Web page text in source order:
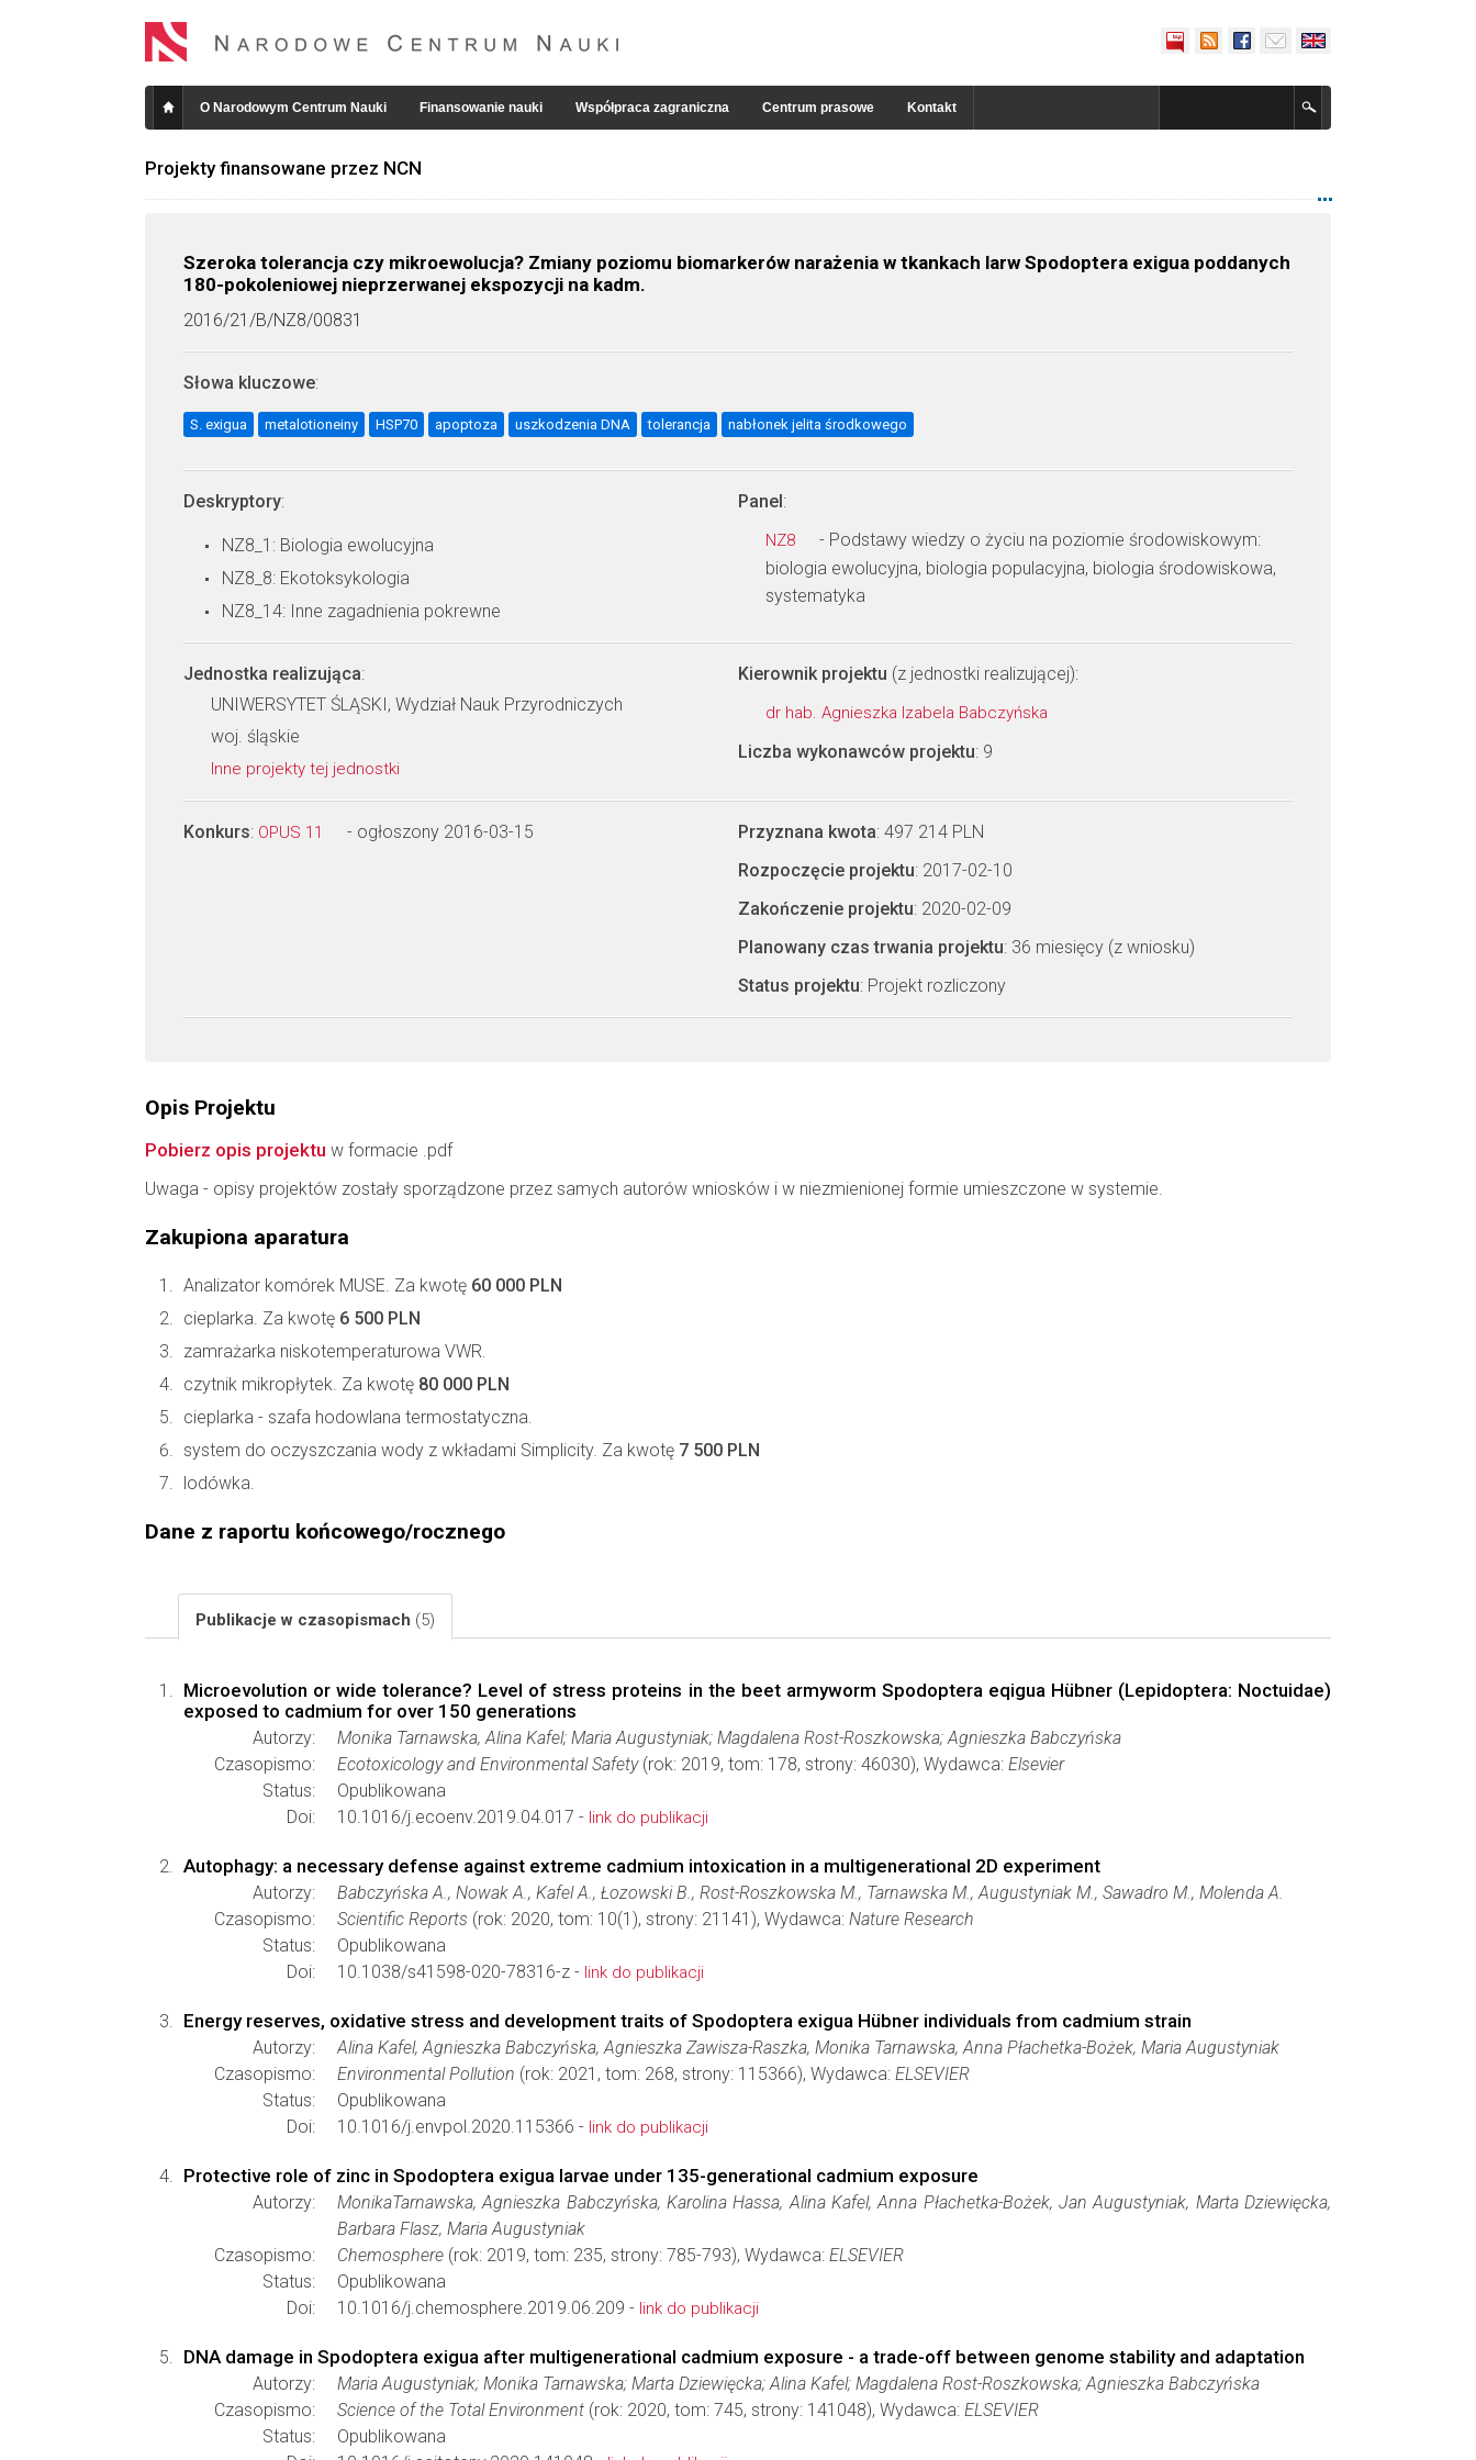
O Narodowym Centrum Nauki Finansowanie nauki Współpraca zagraniczna Centrum prasowe Kontakt
Projekty finansowane przez NCN
Szeroka tolerancja czy mikroewolucja? Zmiany poziomu biomarkerów narażenia w tkankach larw Spodoptera exigua poddanych
180-pokoleniowej nieprzerwanej ekspozycji na kadm.
2016/21/B/NZ8/00831
Słowa kluczowe:
S. exigua metalotioneiny HSP70 apoptoza uszkodzenia DNA tolerancja nabłonek jelita środkowego
Deskryptory:
NZ8_1: Biologia ewolucyjna
NZ8_8: Ekotoksykologia
NZ8_14: Inne zagadnienia pokrewne
Panel:
NZ8
- Podstawy wiedzy o życiu na poziomie środowiskowym:
biologia ewolucyjna, biologia populacyjna, biologia środowiskowa,
systematyka
Jednostka realizująca:
UNIWERSYTET ŚLĄSKI, Wydział Nauk Przyrodniczych
woj. śląskie
Inne projekty tej jednostki
Kierownik projektu (z jednostki realizującej):
dr hab. Agnieszka Izabela Babczyńska
Liczba wykonawców projektu: 9
Konkurs: OPUS 11 - ogłoszony 2016-03-15 Przyznana kwota: 497 214 PLN
Rozpoczęcie projektu: 2017-02-10
Zakończenie projektu: 2020-02-09
Planowany czas trwania projektu: 36 miesięcy (z wniosku)
Status projektu: Projekt rozliczony
Opis Projektu
Pobierz opis projektu w formacie .pdf
Uwaga - opisy projektów zostały sporządzone przez samych autorów wniosków i w niezmienionej formie umieszczone w systemie.
Zakupiona aparatura
Analizator komórek MUSE. Za kwotę 60 000 PLN
cieplarka. Za kwotę 6 500 PLN
zamrażarka niskotemperaturowa VWR.
czytnik mikropłytek. Za kwotę 80 000 PLN
cieplarka - szafa hodowlana termostatyczna.
system do oczyszczania wody z wkładami Simplicity. Za kwotę 7 500 PLN
lodówka.
Dane z raportu końcowego/rocznego
Publikacje w czasopismach (5)
Microevolution or wide tolerance? Level of stress proteins in the beet armyworm Spodoptera eqigua Hübner (Lepidoptera: Noctuidae)
exposed to cadmium for over 150 generations
Autorzy:
Monika Tarnawska, Alina Kafel; Maria Augustyniak; Magdalena Rost-Roszkowska; Agnieszka Babczyńska
Czasopismo:
Ecotoxicology and Environmental Safety(rok: 2019, tom: 178, strony: 46030), Wydawca: Elsevier
Status:
Opublikowana
Doi:
10.1016/j.ecoenv.2019.04.017 - link do publikacji
Autophagy: a necessary defense against extreme cadmium intoxication in a multigenerational 2D experiment
Autorzy:
Babczyńska A., Nowak A., Kafel A., Łozowski B., Rost-Roszkowska M., Tarnawska M., Augustyniak M., Sawadro M., Molenda A.
Czasopismo:
Scientific Reports (rok: 2020, tom: 10(1), strony: 21141), Wydawca: Nature Research
Status:
Opublikowana
Doi:
10.1038/s41598-020-78316-z - link do publikacji
Energy reserves, oxidative stress and development traits of Spodoptera exigua Hübner individuals from cadmium strain
Autorzy:
Alina Kafel, Agnieszka Babczyńska, Agnieszka Zawisza-Raszka, Monika Tarnawska, Anna Płachetka-Bożek, Maria Augustyniak
Czasopismo:
Environmental Pollution (rok: 2021, tom: 268, strony: 115366), Wydawca: ELSEVIER
Status:
Opublikowana
Doi:
10.1016/j.envpol.2020.115366 - link do publikacji
Protective role of zinc in Spodoptera exigua larvae under 135-generational cadmium exposure
Autorzy:
MonikaTarnawska, Agnieszka Babczyńska, Karolina Hassa, Alina Kafel, Anna Płachetka-Bożek, Jan Augustyniak, Marta Dziewięcka,
Barbara Flasz, Maria Augustyniak
Czasopismo:
Chemosphere (rok: 2019, tom: 235, strony: 785-793), Wydawca: ELSEVIER
Status:
Opublikowana
Doi:
10.1016/j.chemosphere.2019.06.209 - link do publikacji
DNA damage in Spodoptera exigua after multigenerational cadmium exposure - a trade-off between genome stability and adaptation
Autorzy:
Maria Augustyniak; Monika Tarnawska; Marta Dziewięcka; Alina Kafel; Magdalena Rost-Roszkowska; Agnieszka Babczyńska
Czasopismo:
Science of the Total Environment (rok: 2020, tom: 745, strony: 141048), Wydawca: ELSEVIER
Status:
Opublikowana